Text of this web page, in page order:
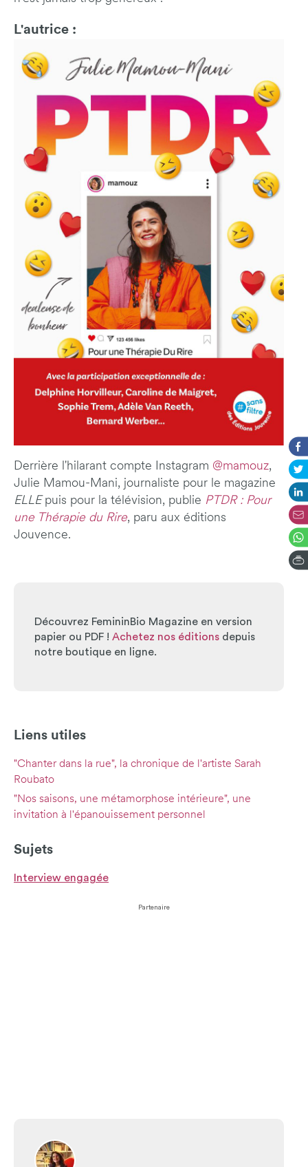
L'autrice :
Derrière l'hilarant compte Instagram @mamouz,
Julie Mamou-Mani, journaliste pour le magazine
ELLEpuis pour la télévision, publie PTDR : Pour
une Thérapie du Rire, paru aux éditions
Jouvence.
Découvrez FemininBio Magazine en version
papier ou PDF ! Achetez nos éditions depuis
notre boutique en ligne.
Liens utiles
"Chanter dans la rue", la chronique de l'artiste Sarah
Roubato
"Nos saisons, une métamorphose intérieure", une
invitation à l'épanouissement personnel
Sujets
Interview engagée
Partenaire